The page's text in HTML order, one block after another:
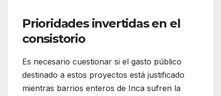
Prioridades invertidas en el
consistorio
Es necesario cuestionar si el gasto público
destinado a estos proyectos está justificado
mientras barrios enteros de Inca sufren la